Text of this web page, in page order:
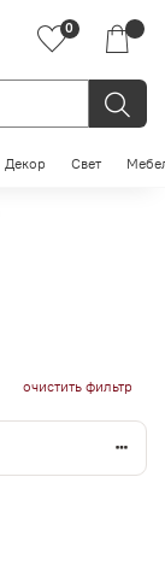
0
Декор Свет
очистить фильтр